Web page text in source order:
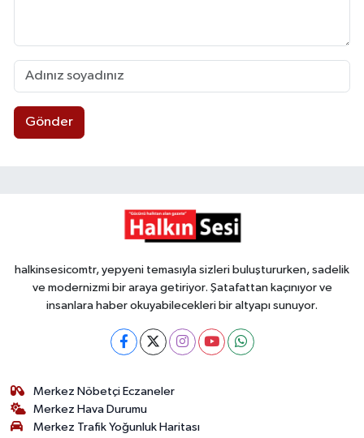
Gönder
halkinsesicomtr, yepyeni temasıyla sizleri buluştururken, sadelik
ve modernizmi bir araya getiriyor. Şatafattan kaçınıyor ve
insanlara haber okuyabilecekleri bir altyapı sunuyor.
Merkez Nöbetçi Eczaneler
Merkez Hava Durumu
Merkez Trafik Yoğunluk Haritası